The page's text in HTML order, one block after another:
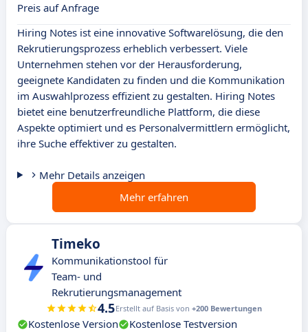
Preis auf Anfrage
Hiring Notes ist eine innovative Softwarelösung, die den
Rekrutierungsprozess erheblich verbessert. Viele
Unternehmen stehen vor der Herausforderung,
geeignete Kandidaten zu finden und die Kommunikation
im Auswahlprozess effizient zu gestalten. Hiring Notes
bietet eine benutzerfreundliche Plattform, die diese
Aspekte optimiert und es Personalvermittlern ermöglicht,
ihre Suche effektiver zu gestalten.
Mehr Details anzeigen
Mehr erfahren
Timeko
Kommunikationstool für
Team- und
Rekrutierungsmanagement
4.5Erstellt auf Basis von +200 Bewertungen
Kostenlose Version
Kostenlose Testversion